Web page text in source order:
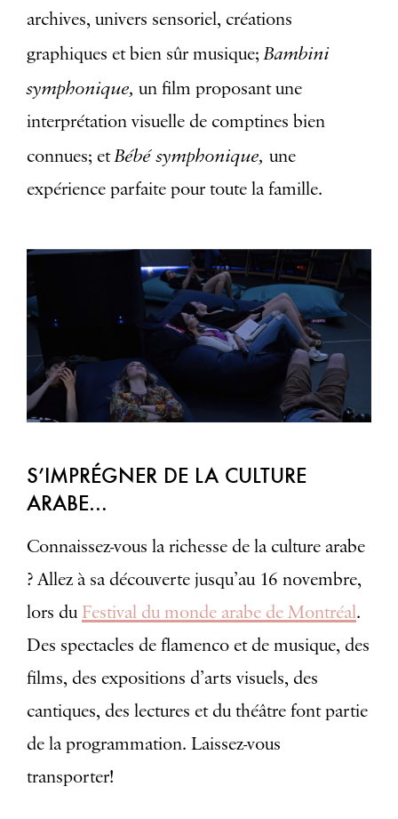
archives, univers sensoriel, créations
graphiques et bien sûr musique;Bambini
symphonique, un film proposant une
interprétation visuelle de comptines bien
connues; etBébé symphonique, une
expérience parfaite pour toute la famille.
S’IMPRÉGNER DE LA CULTURE
ARABE…
Connaissez-vous la richesse de la culture arabe
? Allez à sa découverte jusqu’au 16 novembre,
lors duFestival du monde arabe de Montréal.
Des spectacles de flamenco et de musique, des
films, des expositions d’arts visuels, des
cantiques, des lectures et du théâtre font partie
de la programmation. Laissez-vous
transporter!